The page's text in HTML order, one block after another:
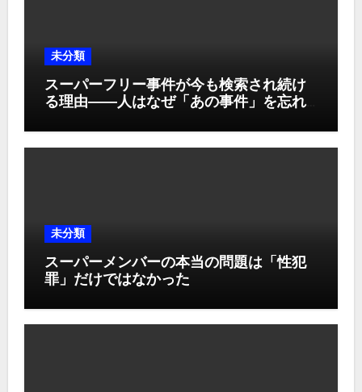
未分類
スーパーフリー事件が今も検索され続け
る理由――人はなぜ「あの事件」を忘れ
未分類
スーパーメンバーの本当の問題は「性犯
罪」だけではなかった